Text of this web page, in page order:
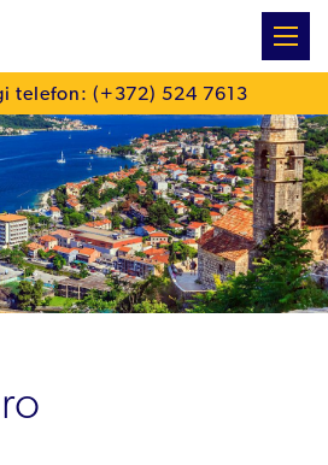
telefon: (+372) 524 7613